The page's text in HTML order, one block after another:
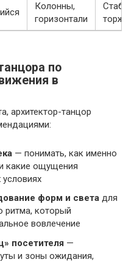
Колонны,
горизонтали
по
в
архитектор-танцор
— понимать, как именно
какие ощущения
форм и света для
ритма, который
вовлечение
посетителя —
и зоны ожидания,